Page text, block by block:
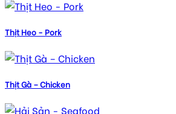
Thịt Heo - Pork
Thịt Gà – Chicken